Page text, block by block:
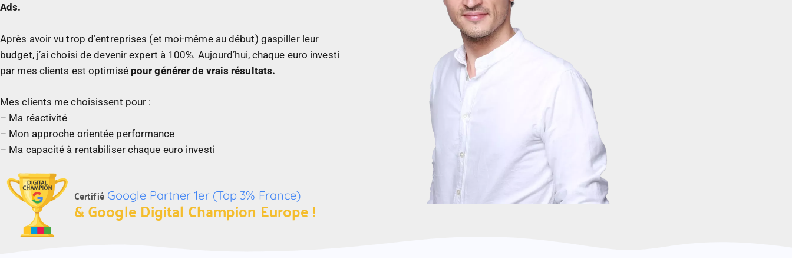
Ads.
Après avoir vu trop d’entreprises (et moi-même au début) gaspiller leur
budget, j’ai choisi de devenir expert à 100%. Aujourd’hui, chaque euro investi
par mes clients est optimisé pour générer de vrais résultats.
Mes clients me choisissent pour :
– Ma réactivité
– Mon approche orientée performance
– Ma capacité à rentabiliser chaque euro investi
CertifiéGoogle Partner 1er (Top 3% France)
& Google Digital Champion Europe !